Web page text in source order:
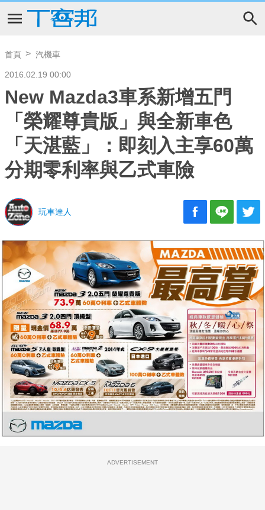
首頁 汽機車
2016.02.19 00:00
New Mazda3車系新增五門
「榮耀尊貴版」與全新車色
「天湛藍」：即刻入主享60萬
分期零利率與乙式車險
玩車達人
ADVERTISEMENT